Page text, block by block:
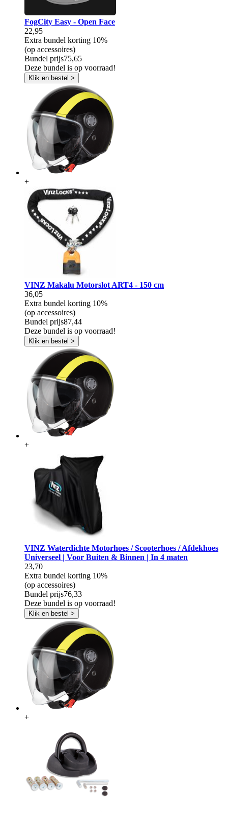
FogCity Easy - Open Face
22,95
Extra bundel korting 10%
(op accessoires)
Bundel prijs75,65
Deze bundel is op voorraad!
Klik en bestel >
+
VINZ Makalu Motorslot ART4 - 150 cm
36,05
Extra bundel korting 10%
(op accessoires)
Bundel prijs87,44
Deze bundel is op voorraad!
Klik en bestel >
+
VINZ Waterdichte Motorhoes / Scooterhoes / Afdekhoes
Universeel | Voor Buiten & Binnen | In 4 maten
23,70
Extra bundel korting 10%
(op accessoires)
Bundel prijs76,33
Deze bundel is op voorraad!
Klik en bestel >
+